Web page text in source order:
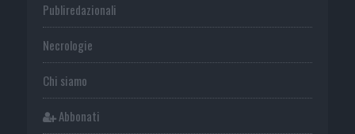
Publiredazionali
Necrologie
Chi siamo
Abbonati